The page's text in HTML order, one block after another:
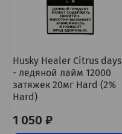
Husky Healer Citrus days
- ледяной лайм 12000
затяжек 20мг Hard (2%
Hard)
1 050 ₽